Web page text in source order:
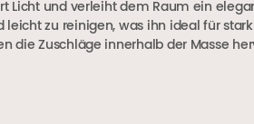
Licht und verleiht dem Raum ein
leicht zu reinigen, was ihn ideal für
die Zuschläge innerhalb der Masse